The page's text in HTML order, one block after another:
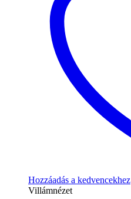
Hozzáadás a kedvencekhez
Villámnézet